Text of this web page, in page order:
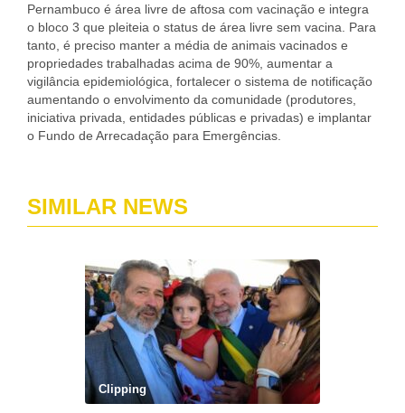
Pernambuco é área livre de aftosa com vacinação e integra
o bloco 3 que pleiteia o status de área livre sem vacina. Para
tanto, é preciso manter a média de animais vacinados e
propriedades trabalhadas acima de 90%, aumentar a
vigilância epidemiológica, fortalecer o sistema de notificação
aumentando o envolvimento da comunidade (produtores,
iniciativa privada, entidades públicas e privadas) e implantar
o Fundo de Arrecadação para Emergências.
SIMILAR NEWS
Clipping